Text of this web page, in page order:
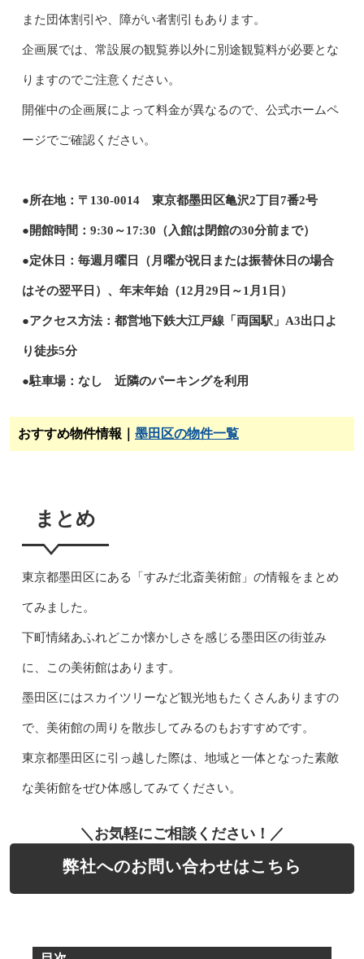
また団体割引や、障がい者割引もあります。
企画展では、常設展の観覧券以外に別途観覧料が必要とな
りますのでご注意ください。
開催中の企画展によって料金が異なるので、公式ホームペ
ージでご確認ください。
●所在地：〒130-0014 東京都墨田区亀沢2丁目7番2号
●開館時間：9:30～17:30（入館は閉館の30分前まで）
●定休日：毎週月曜日（月曜が祝日または振替休日の場合
はその翌平日）、年末年始（12月29日～1月1日）
●アクセス方法：都営地下鉄大江戸線「両国駅」A3出口よ
り徒歩5分
●駐車場：なし 近隣のパーキングを利用
おすすめ物件情報｜ 墨田区の物件一覧
まとめ
東京都墨田区にある「すみだ北斎美術館」の情報をまとめ
てみました。
下町情緒あふれどこか懐かしさを感じる墨田区の街並み
に、この美術館はあります。
墨田区にはスカイツリーなど観光地もたくさんありますの
で、美術館の周りを散歩してみるのもおすすめです。
東京都墨田区に引っ越した際は、地域と一体となった素敵
な美術館をぜひ体感してみてください。
＼お気軽にご相談ください！／
弊社へのお問い合わせはこちら